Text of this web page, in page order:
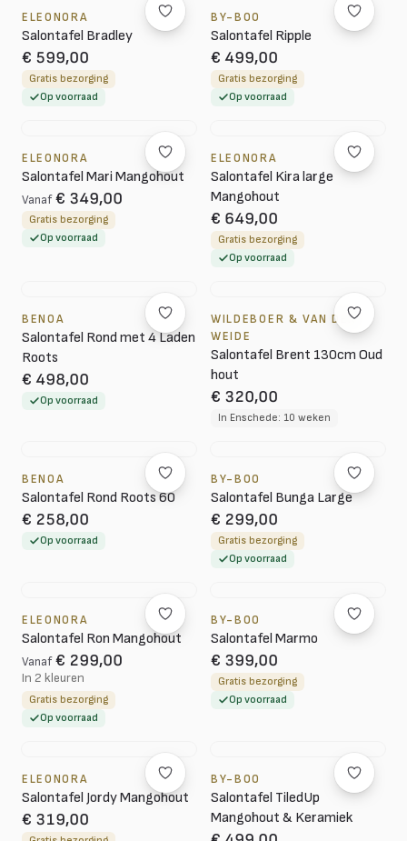
ELEONORA
Salontafel Bradley
€ 599,00
Gratis bezorging
Op voorraad
BY-BOO
Salontafel Ripple
€ 499,00
Gratis bezorging
Op voorraad
ELEONORA
Salontafel Mari Mangohout
Vanaf € 349,00
Gratis bezorging
Op voorraad
ELEONORA
Salontafel Kira large
Mangohout
€ 649,00
Gratis bezorging
Op voorraad
BENOA
Salontafel Rond met 4 Laden
Roots
€ 498,00
Op voorraad
WILDEBOER & VAN DER
WEIDE
Salontafel Brent 130cm Oud
hout
€ 320,00
In Enschede: 10 weken
BENOA
Salontafel Rond Roots 60
€ 258,00
Op voorraad
BY-BOO
Salontafel Bunga Large
€ 299,00
Gratis bezorging
Op voorraad
ELEONORA
Salontafel Ron Mangohout
Vanaf € 299,00
In 2 kleuren
Gratis bezorging
Op voorraad
BY-BOO
Salontafel Marmo
€ 399,00
Gratis bezorging
Op voorraad
ELEONORA
Salontafel Jordy Mangohout
€ 319,00
BY-BOO
Salontafel TiledUp
Mangohout & Keramiek